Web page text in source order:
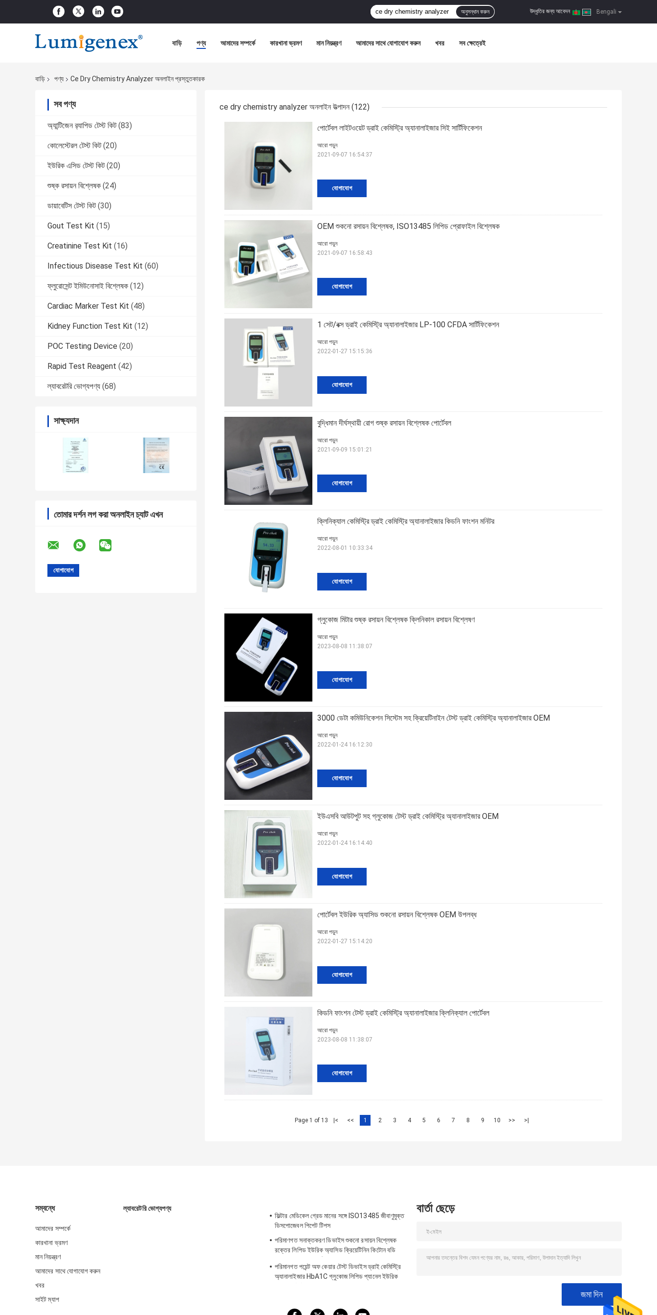
Bengali
উদ্ধৃতির জন্য আবেদন |
অনুসন্ধান করুন
বাড়ি পণ্য আমাদের সম্পর্কে কারখানা ভ্রমণ মান নিয়ন্ত্রণ আমাদের সাথে যোগাযোগ করুন খবর সব ক্ষেত্রেই
বাড়ি পণ্য Ce Dry Chemistry Analyzer অনলাইন প্রস্তুতকারক
সব পণ্য
অ্যান্টিজেন র‌্যাপিড টেস্ট কিট (83)
কোলেস্টেরল টেস্ট কিট (20)
ইউরিক এসিড টেস্ট কিট (20)
শুষ্ক রসায়ন বিশ্লেষক (24)
ডায়াবেটিস টেস্ট কিট (30)
Gout Test Kit (15)
Creatinine Test Kit (16)
Infectious Disease Test Kit (60)
ফ্লুরোসেন্ট ইমিউনোসাই বিশ্লেষক (12)
Cardiac Marker Test Kit (48)
Kidney Function Test Kit (12)
POC Testing Device (20)
Rapid Test Reagent (42)
ল্যাবরেটরি ভোগ্যপণ্য (68)
সাক্ষ্যদান
তোমার দর্শন লগ করা অনলাইন চ্যাট এখন
ce dry chemistry analyzer অনলাইন উত্পাদন (122)
পোর্টেবল লাইটওয়েট ড্রাই কেমিস্ট্রি অ্যানালাইজার সিই সার্টিফিকেশন
যোগাযোগ
আরো পড়ুন
2021-09-07 16:54:37
OEM শুকনো রসায়ন বিশ্লেষক, ISO13485 লিপিড প্রোফাইল বিশ্লেষক
যোগাযোগ
আরো পড়ুন
2021-09-07 16:58:43
1 সেট/বক্স ড্রাই কেমিস্ট্রি অ্যানালাইজার LP-100 CFDA সার্টিফিকেশন
যোগাযোগ
আরো পড়ুন
2022-01-27 15:15:36
বুদ্ধিমান দীর্ঘস্থায়ী রোগ শুষ্ক রসায়ন বিশ্লেষক পোর্টেবল
যোগাযোগ
আরো পড়ুন
2021-09-09 15:01:21
ক্লিনিক্যাল কেমিস্ট্রি ড্রাই কেমিস্ট্রি অ্যানালাইজার কিডনি ফাংশন মনিটর
যোগাযোগ
আরো পড়ুন
2022-08-01 10:33:34
গ্লুকোজ মিটার শুষ্ক রসায়ন বিশ্লেষক ক্লিনিকাল রসায়ন বিশ্লেষণ
যোগাযোগ
আরো পড়ুন
2023-08-08 11:38:07
3000 ডেটা কমিউনিকেশন সিস্টেম সহ ক্রিয়েটিনাইন টেস্ট ড্রাই কেমিস্ট্রি অ্যানালাইজার OEM
যোগাযোগ
আরো পড়ুন
2022-01-24 16:12:30
ইউএসবি আউটপুট সহ গ্লুকোজ টেস্ট ড্রাই কেমিস্ট্রি অ্যানালাইজার OEM
যোগাযোগ
আরো পড়ুন
2022-01-24 16:14:40
পোর্টেবল ইউরিক অ্যাসিড শুকনো রসায়ন বিশ্লেষক OEM উপলব্ধ
যোগাযোগ
আরো পড়ুন
2022-01-27 15:14:20
কিডনি ফাংশন টেস্ট ড্রাই কেমিস্ট্রি অ্যানালাইজার ক্লিনিক্যাল পোর্টেবল
যোগাযোগ
আরো পড়ুন
2023-08-08 11:38:07
Page 1 of 13 |< << 1 2 3 4 5 6 7 8 9 10 >> >|
সম্বন্ধে
আমাদের সম্পর্কে
কারখানা ভ্রমণ
মান নিয়ন্ত্রণ
আমাদের সাথে যোগাযোগ করুন
খবর
সাইট ম্যাপ
ল্যাবরেটরি ভোগ্যপণ্য
ফিল্টার মেডিকেল গ্রেড মানের সঙ্গে ISO13485 জীবাণুমুক্ত
ডিসপোজেবল পিপেট টিপস
পরিমাণগত সনাক্তকরণ ডিভাইস শুকনো রসায়ন বিশ্লেষক
রক্তের লিপিড ইউরিক অ্যাসিড ক্রিয়েটিনিন কিটোন বডি
পরিমানগত পয়েন্ট অফ কেয়ার টেস্ট ডিভাইস ড্রাই কেমিস্ট্রি
অ্যানালাইজার HbA1C গ্লুকোজ লিপিড প্যানেল ইউরিক
বার্তা ছেড়ে